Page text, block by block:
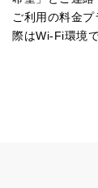
ご利用の料金
際はWi-Fi環境